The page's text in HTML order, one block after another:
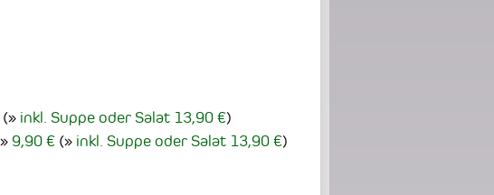
( inkl. Suppe oder Salat 13,90 €)
9,90 € ( inkl. Suppe oder Salat 13,90 €)